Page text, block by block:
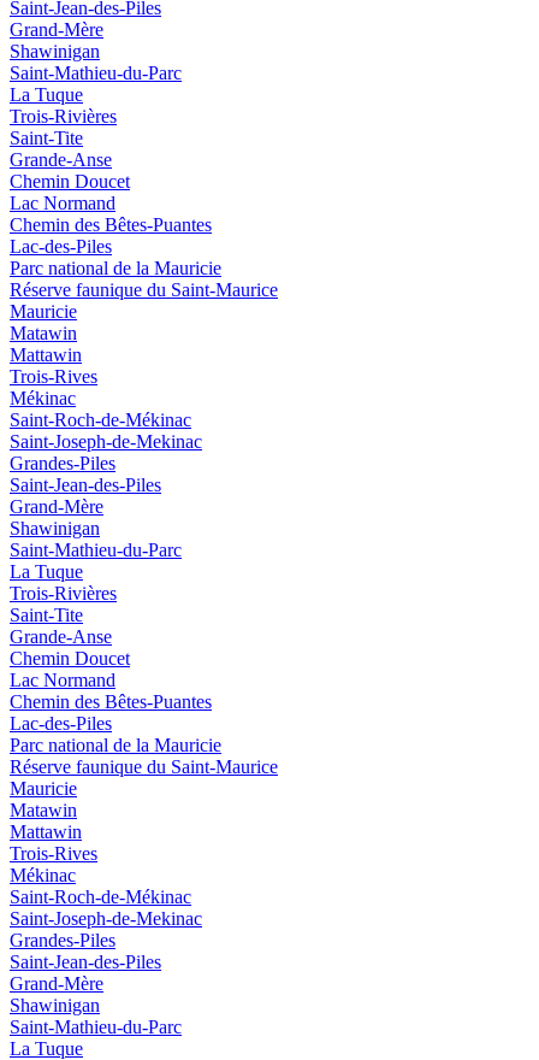
Saint-Jean-des-Piles
Grand-Mère
Shawinigan
Saint-Mathieu-du-Parc
La Tuque
Trois-Rivières
Saint-Tite
Grande-Anse
Chemin Doucet
Lac Normand
Chemin des Bêtes-Puantes
Lac-des-Piles
Parc national de la Mauricie
Réserve faunique du Saint‑Maurice
Mauricie
Matawin
Mattawin
Trois-Rives
Mékinac
Saint-Roch-de-Mékinac
Saint-Joseph-de-Mekinac
Grandes-Piles
Saint-Jean-des-Piles
Grand-Mère
Shawinigan
Saint-Mathieu-du-Parc
La Tuque
Trois-Rivières
Saint-Tite
Grande-Anse
Chemin Doucet
Lac Normand
Chemin des Bêtes-Puantes
Lac-des-Piles
Parc national de la Mauricie
Réserve faunique du Saint‑Maurice
Mauricie
Matawin
Mattawin
Trois-Rives
Mékinac
Saint-Roch-de-Mékinac
Saint-Joseph-de-Mekinac
Grandes-Piles
Saint-Jean-des-Piles
Grand-Mère
Shawinigan
Saint-Mathieu-du-Parc
La Tuque